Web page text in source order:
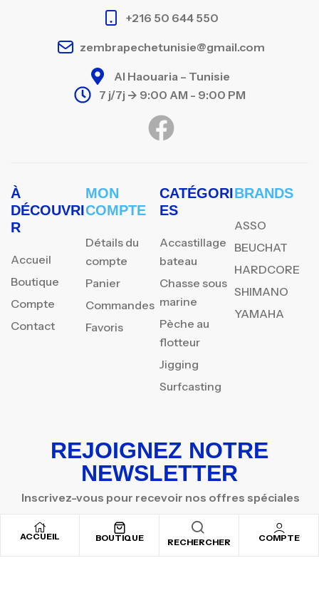
ACCUEIL BOUTIQUE RECHERCHER COMPTE
+216 50 644 550
zembrapechetunisie@gmail.com
Al Haouaria – Tunisie
7 j/7j -> 9:00 AM - 9:00 PM
À
DÉCOUVRI
R
Accueil
Boutique
Compte
Contact
MON
COMPTE
Détails du
compte
Panier
Commandes
Favoris
CATÉGORI
ES
Accastillage
bateau
Chasse sous
marine
Pèche au
flotteur
Jigging
Surfcasting
BRANDS
ASSO
BEUCHAT
HARDCORE
SHIMANO
YAMAHA
REJOIGNEZ NOTRE
NEWSLETTER
Inscrivez-vous pour recevoir nos offres spéciales